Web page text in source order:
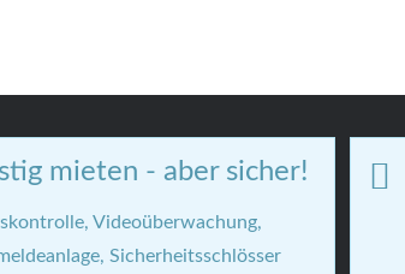
mieten - aber sicher!
Videoüberwachung,
Sicherheitsschlösser